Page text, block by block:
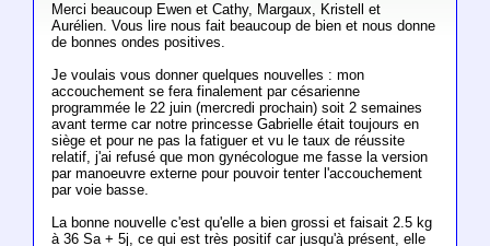
Merci beaucoup Ewen et Cathy, Margaux, Kristell et
Aurélien. Vous lire nous fait beaucoup de bien et nous donne
de bonnes ondes positives.
Je voulais vous donner quelques nouvelles : mon
accouchement se fera finalement par césarienne
programmée le 22 juin (mercredi prochain) soit 2 semaines
avant terme car notre princesse Gabrielle était toujours en
siège et pour ne pas la fatiguer et vu le taux de réussite
relatif, j'ai refusé que mon gynécologue me fasse la version
par manoeuvre externe pour pouvoir tenter l'accouchement
par voie basse.
La bonne nouvelle c'est qu'elle a bien grossi et faisait 2.5 kg
à 36 Sa + 5j, ce qui est très positif car jusqu'à présent, elle